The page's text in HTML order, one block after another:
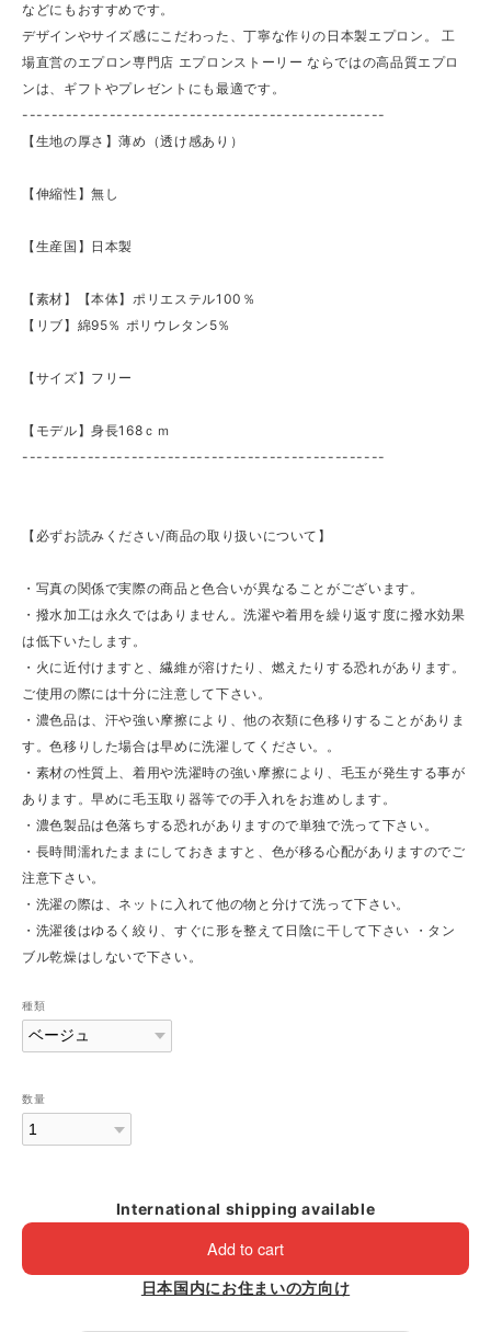
などにもおすすめです。
デザインやサイズ感にこだわった、丁寧な作りの日本製エプロン。 工
場直営のエプロン専門店 エプロンストーリー ならではの高品質エプロ
ンは、ギフトやプレゼントにも最適です。
--------------------------------------------------
【生地の厚さ】薄め（透け感あり）
【伸縮性】無し
【生産国】日本製
【素材】【本体】ポリエステル100％
【リブ】綿95％ ポリウレタン5％
【サイズ】フリー
【モデル】身長168ｃｍ
--------------------------------------------------
【必ずお読みください/商品の取り扱いについて】
・写真の関係で実際の商品と色合いが異なることがございます。
・撥水加工は永久ではありません。洗濯や着用を繰り返す度に撥水効果
は低下いたします。
・火に近付けますと、繊維が溶けたり、燃えたりする恐れがあります。
ご使用の際には十分に注意して下さい。
・濃色品は、汗や強い摩擦により、他の衣類に色移りすることがありま
す。色移りした場合は早めに洗濯してください。。
・素材の性質上、着用や洗濯時の強い摩擦により、毛玉が発生する事が
あります。早めに毛玉取り器等での手入れをお進めします。
・濃色製品は色落ちする恐れがありますので単独で洗って下さい。
・長時間濡れたままにしておきますと、色が移る心配がありますのでご
注意下さい。
・洗濯の際は、ネットに入れて他の物と分けて洗って下さい。
・洗濯後はゆるく絞り、すぐに形を整えて日陰に干して下さい ・タン
ブル乾燥はしないで下さい。
種類
数量
International shipping available
Add to cart
日本国内にお住まいの方向け